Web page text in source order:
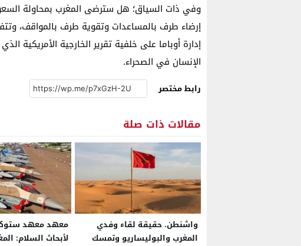
وفي ذات السياق؛ هل سترضى المغرب بمحاولة
إرضاء طرف بالمساعدات وتقوية طرف بالمواقف،
إدارة أوباما على خلفية تقرير الخارجية الأمريكية
الإنسان في الصحراء.
رابط مختصر
مقالات ذات صلة
واشنطن. حقيقة لقاء وفدي
المغرب والبوليساريو وتمسك
معهد معهد
لأبحاث السلام: